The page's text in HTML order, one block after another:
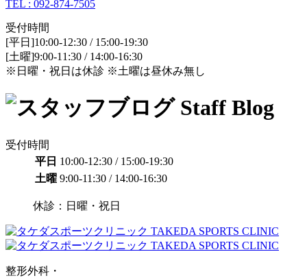
TEL : 092-874-7505
受付時間
[平日]10:00-12:30 / 15:00-19:30
[土曜]9:00-11:30 / 14:00-16:30
※日曜・祝日は休診 ※土曜は昼休み無し
受付時間
平日 10:00-12:30 / 15:00-19:30
土曜 9:00-11:30 / 14:00-16:30
休診：日曜・祝日
整形外科・